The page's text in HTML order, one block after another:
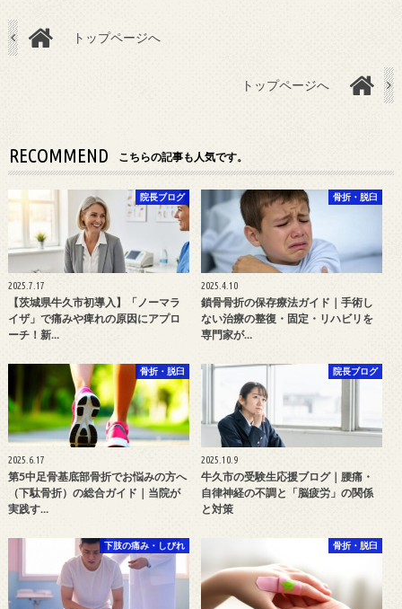
トップページへ
トップページへ
RECOMMEND こちらの記事も人気です。
院長ブログ
2025.7.17
【茨城県牛久市初導入】「ノーマラ
イザ」で痛みや痺れの原因にアプロ
ーチ！新…
骨折・脱臼
2025.4.10
鎖骨骨折の保存療法ガイド｜手術し
ない治療の整復・固定・リハビリを
専門家が…
骨折・脱臼
2025.6.17
第5中足骨基底部骨折でお悩みの方へ
（下駄骨折）の総合ガイド｜当院が
実践す…
院長ブログ
2025.10.9
牛久市の受験生応援ブログ｜腰痛・
自律神経の不調と「脳疲労」の関係
と対策
下肢の痛み・しびれ 骨折・脱臼